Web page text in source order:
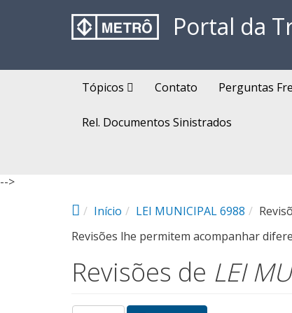
Portal da
Tópicos Contato Perguntas
Rel. Documentos Sinistrados
-->
Início
LEI MUNICIPAL 6988
Revisões lhe permitem acompanhar
Revisões de LEI